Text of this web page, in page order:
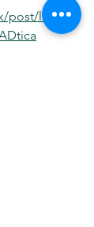
post/liberta